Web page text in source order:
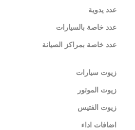
عدد يدوية
عدد خاصة بالسيارات
عدد خاصة بمراكز الصيانة
زيوت سيارات
زيوت الموتور
زيوت الفتيس
اضافات اداء